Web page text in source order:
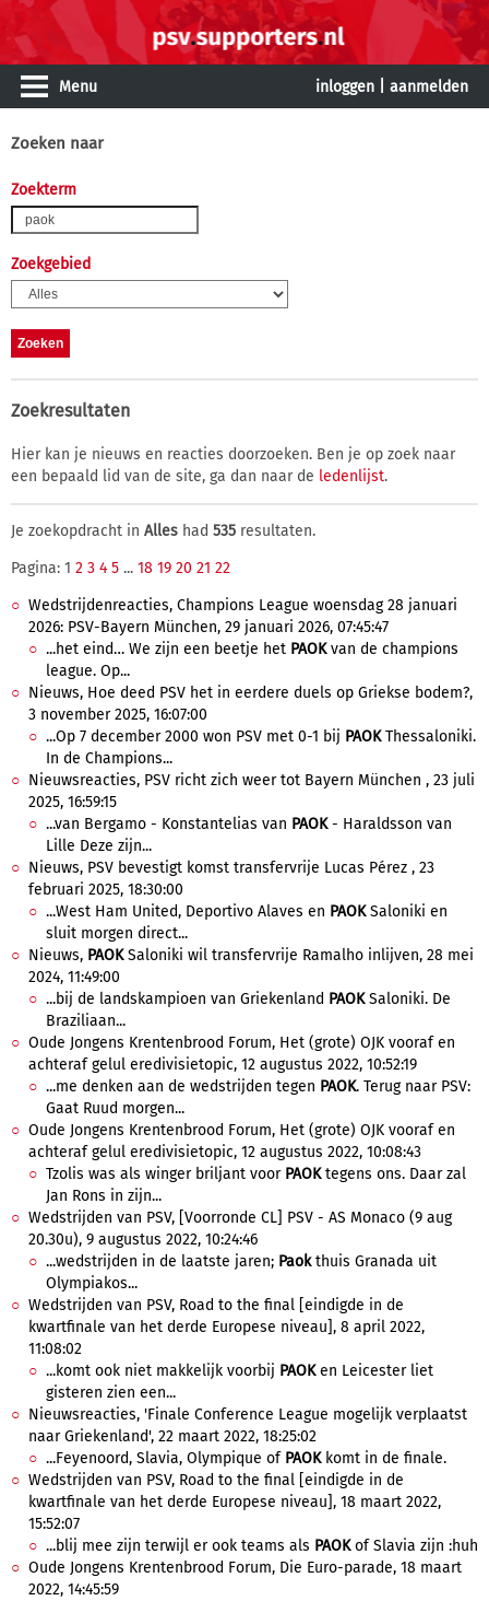
Menu inloggen aanmelden
Zoeken naar
Zoekterm
Zoekgebied
Zoekresultaten
Hier kan je nieuws en reacties doorzoeken. Ben je op zoek naar
een bepaald lid van de site, ga dan naar de ledenlijst.
Je zoekopdracht in Alles had 535 resultaten.
Pagina: 1 2 3 4 5 ... 18 19 20 21 22
Wedstrijdenreacties, Champions League woensdag 28 januari
2026: PSV-Bayern München, 29 januari 2026, 07:45:47
...het eind… We zijn een beetje het PAOKvan de champions
league. Op...
Nieuws, Hoe deed PSV het in eerdere duels op Griekse bodem?,
3 november 2025, 16:07:00
...Op 7 december 2000 won PSV met 0-1 bij PAOKThessaloniki.
In de Champions...
Nieuwsreacties, PSV richt zich weer tot Bayern München , 23 juli
2025, 16:59:15
...van Bergamo - Konstantelias van PAOK- Haraldsson van
Lille Deze zijn...
Nieuws, PSV bevestigt komst transfervrije Lucas Pérez , 23
februari 2025, 18:30:00
...West Ham United, Deportivo Alaves en PAOKSaloniki en
sluit morgen direct...
Nieuws, PAOKSaloniki wil transfervrije Ramalho inlijven, 28 mei
2024, 11:49:00
...bij de landskampioen van Griekenland PAOKSaloniki. De
Braziliaan...
Oude Jongens Krentenbrood Forum, Het (grote) OJK vooraf en
achteraf gelul eredivisietopic, 12 augustus 2022, 10:52:19
...me denken aan de wedstrijden tegen PAOK. Terug naar PSV:
Gaat Ruud morgen...
Oude Jongens Krentenbrood Forum, Het (grote) OJK vooraf en
achteraf gelul eredivisietopic, 12 augustus 2022, 10:08:43
Tzolis was als winger briljant voor PAOKtegens ons. Daar zal
Jan Rons in zijn...
Wedstrijden van PSV, [Voorronde CL] PSV - AS Monaco (9 aug
20.30u), 9 augustus 2022, 10:24:46
...wedstrijden in de laatste jaren; Paokthuis Granada uit
Olympiakos...
Wedstrijden van PSV, Road to the final [eindigde in de
kwartfinale van het derde Europese niveau], 8 april 2022,
11:08:02
...komt ook niet makkelijk voorbij PAOKen Leicester liet
gisteren zien een...
Nieuwsreacties, 'Finale Conference League mogelijk verplaatst
naar Griekenland', 22 maart 2022, 18:25:02
...Feyenoord, Slavia, Olympique of PAOKkomt in de finale.
Wedstrijden van PSV, Road to the final [eindigde in de
kwartfinale van het derde Europese niveau], 18 maart 2022,
15:52:07
...blij mee zijn terwijl er ook teams als PAOKof Slavia zijn :huh
Oude Jongens Krentenbrood Forum, Die Euro-parade, 18 maart
2022, 14:45:59